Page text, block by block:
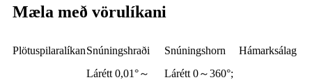
Mæla með vörulíkani
PlötuspilaralíkanSnúningshraði Snúningshorn Hámarksálag
Lárétt 0,01°～
Lárétt 0～360°;